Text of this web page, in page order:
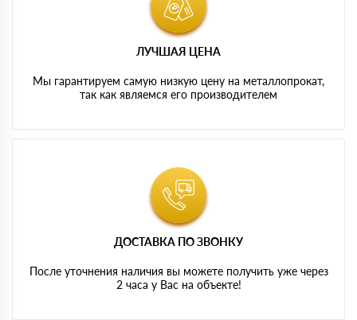
ЛУЧШАЯ ЦЕНА
Мы гарантируем самую низкую цену на металлопрокат,
так как являемся его производителем
ДОСТАВКА ПО ЗВОНКУ
После уточнения наличия вы можете получить уже через
2 часа у Вас на объекте!